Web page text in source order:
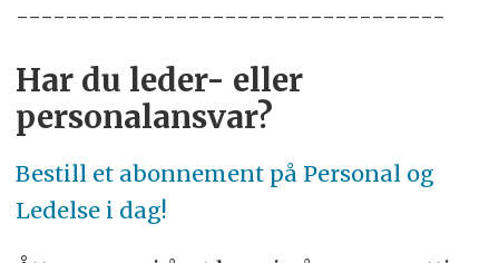
-----------------------------------
Har du leder- eller
personalansvar?
Bestill et abonnement på Personal og
Ledelse i dag!